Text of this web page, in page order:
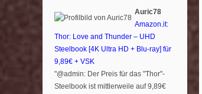
Auric78
Amazon.it:
Thor: Love and Thunder – UHD
Steelbook [4K Ultra HD + Blu-ray] für
9,89€ + VSK
"@admin: Der Preis für das "Thor"-
Steelbook ist mittlerweile auf 9,89€